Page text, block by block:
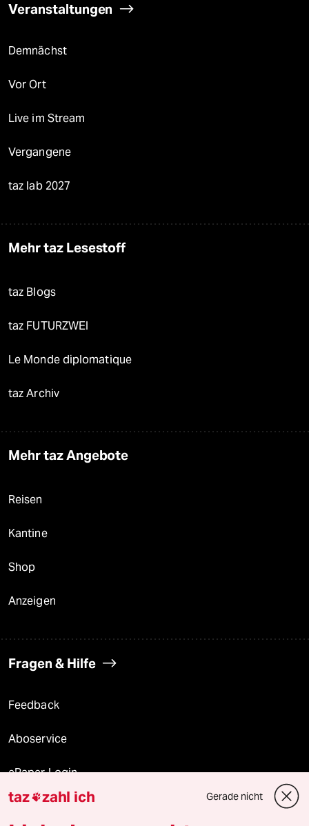
Veranstaltungen
Demnächst
Vor Ort
Live im Stream
Vergangene
taz lab 2027
Mehr taz Lesestoff
taz Blogs
taz FUTURZWEI
Le Monde diplomatique
taz Archiv
Mehr taz Angebote
Reisen
Kantine
Shop
Anzeigen
Fragen & Hilfe
Feedback
Aboservice
ePaper Login
Downloads für Abonnierende
taz zahl ich Gerade nicht